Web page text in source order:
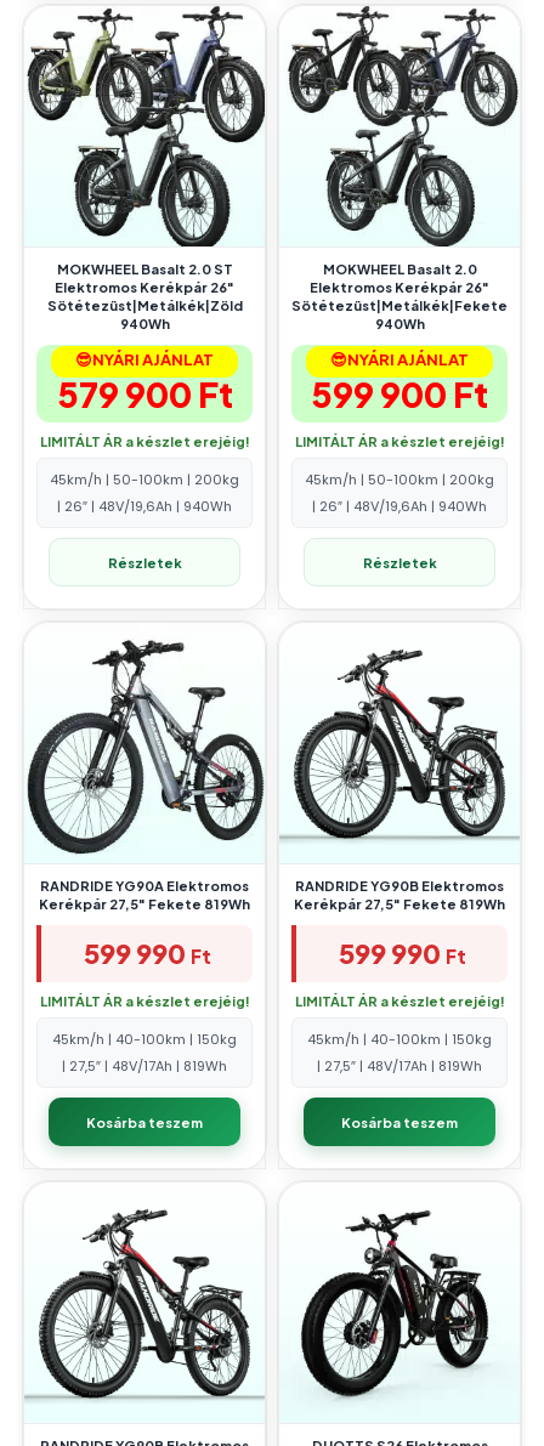
MOKWHEEL Basalt 2.0 ST
Elektromos Kerékpár 26″
Sötétezüst|Metálkék|Zöld
940Wh
😎NYÁRI AJÁNLAT
579 900 Ft
LIMITÁLT ÁR a készlet erejéig!
45km/h | 50-100km | 200kg
| 26″ | 48V/19,6Ah | 940Wh
Részletek
MOKWHEEL Basalt 2.0
Elektromos Kerékpár 26″
Sötétezüst|Metálkék|Fekete
940Wh
😎NYÁRI AJÁNLAT
599 900 Ft
LIMITÁLT ÁR a készlet erejéig!
45km/h | 50-100km | 200kg
| 26″ | 48V/19,6Ah | 940Wh
Részletek
RANDRIDE YG90A Elektromos
Kerékpár 27,5″ Fekete 819Wh
599 990 Ft
LIMITÁLT ÁR a készlet erejéig!
45km/h | 40-100km | 150kg
| 27,5″ | 48V/17Ah | 819Wh
Kosárba teszem
RANDRIDE YG90B Elektromos
Kerékpár 27,5″ Fekete 819Wh
599 990 Ft
LIMITÁLT ÁR a készlet erejéig!
45km/h | 40-100km | 150kg
| 27,5″ | 48V/17Ah | 819Wh
Kosárba teszem